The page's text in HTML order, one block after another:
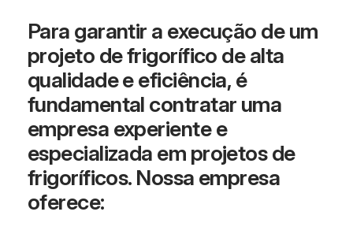
Para garantir a execução de um
projeto de frigorífico de alta
qualidade e eficiência, é
fundamental contratar uma
empresa experiente e
especializada em projetos de
frigoríficos. Nossa empresa
oferece: